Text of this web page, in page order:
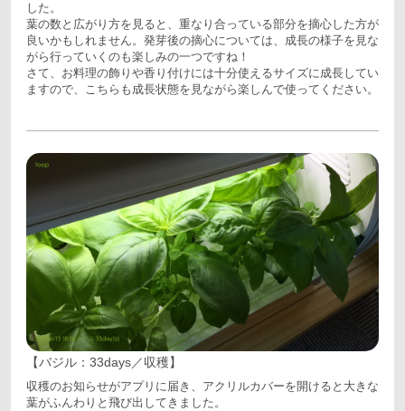
した。
葉の数と広がり方を見ると、重なり合っている部分を摘心した方が
良いかもしれません。発芽後の摘心については、成長の様子を見な
がら行っていくのも楽しみの一つですね！
さて、お料理の飾りや香り付けには十分使えるサイズに成長してい
ますので、こちらも成長状態を見ながら楽しんで使ってください。
【バジル：33days／収穫】
収穫のお知らせがアプリに届き、アクリルカバーを開けると大きな
葉がふんわりと飛び出してきました。